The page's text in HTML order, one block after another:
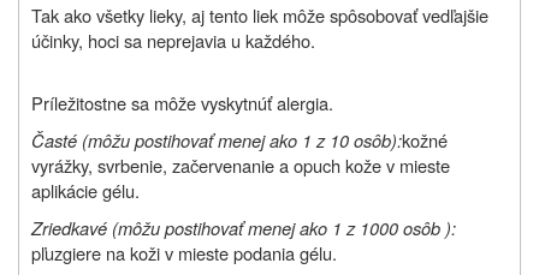
Tak ako všetky lieky, aj tento liek môže spôsobovať vedľajšie
účinky, hoci sa neprejavia u každého.
Príležitostne sa môže vyskytnúť alergia.
Časté (môžu postihovať menej ako 1 z 10 osôb):kožné
vyrážky, svrbenie, začervenanie a opuch kože v mieste
aplikácie gélu.
Zriedkavé (môžu postihovať menej ako 1 z 1000 osôb ):
pľuzgiere na koži v mieste podania gélu.